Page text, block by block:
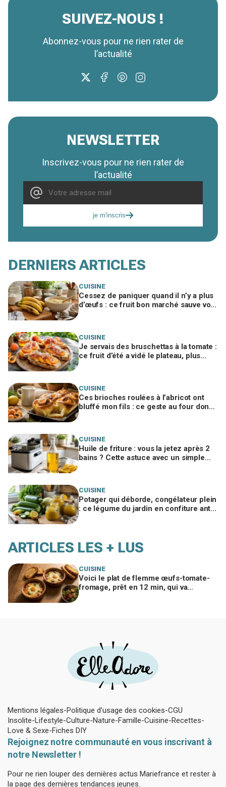
SUIVEZ-NOUS !
Abonnez-vous pour ne rien rater de
l’actualité
NEWSLETTER
Inscrivez-vous pour ne rien rater de
l’actualité
je m'inscris
DERNIERS ARTICLES
CUISINE
Cessez de paniquer quand il n’y a plus
d’œufs : ce fruit bon marché sauve vos
CUISINE
Je servais des bruschettas à la tomate :
ce fruit d’été a vidé le plateau, plus
CUISINE
Ces brioches roulées à l’abricot ont
bluffé mon fils : ce geste au four donne
CUISINE
Huile de friture : vous la jetez après 2
bains ? Cette astuce avec un simple
CUISINE
Potager qui déborde, congélateur plein
: ce légume du jardin en confiture anti-
ARTICLES LES + LUS
CUISINE
Voici le plat de flemme œufs-tomate-
fromage, prêt en 12 min, qui va
Mentions légales Politique d’usage des cookies CGU
Insolite Lifestyle Culture Nature Famille Cuisine Recettes
Love & Sexe Fiches DIY
Rejoignez notre communauté en vous inscrivant à
notre Newsletter !
Pour ne rien louper des dernières actus Mariefrance et rester à
la page des dernières tendances jeunes.